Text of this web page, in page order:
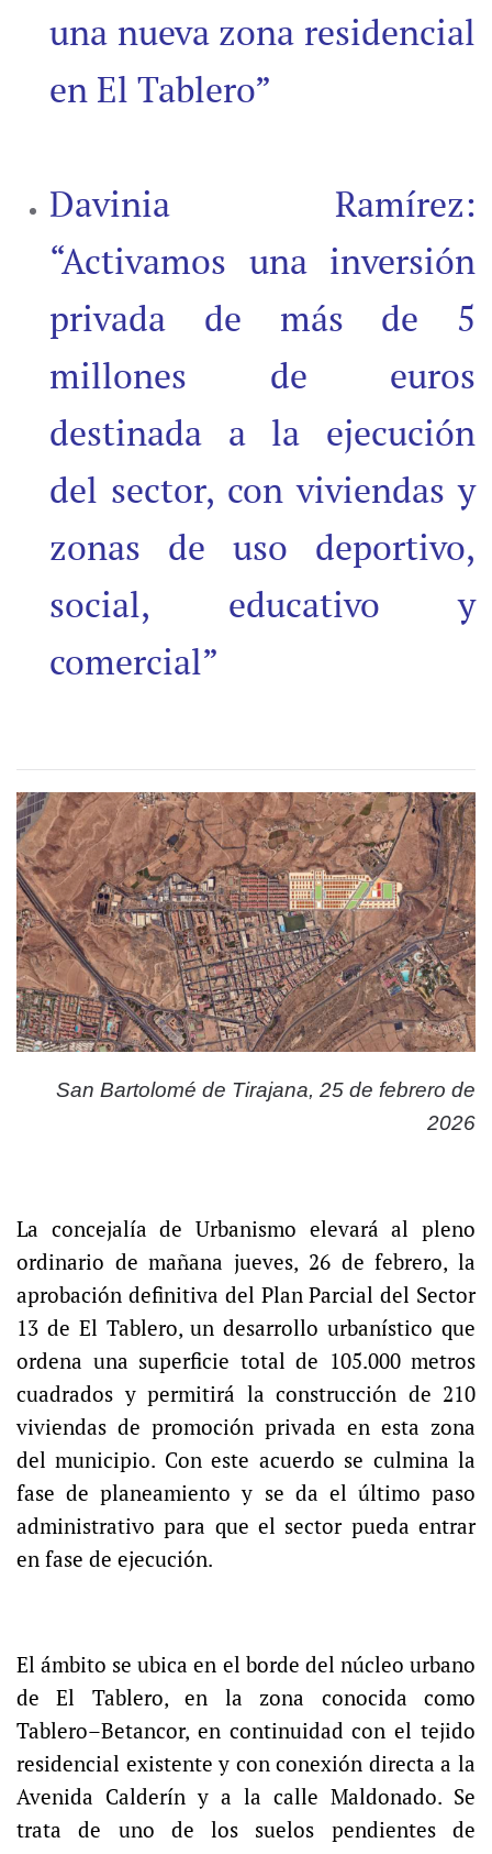
una nueva zona residencial
en El Tablero”
Davinia Ramírez:
“Activamos una inversión
privada de más de 5
millones de euros
destinada a la ejecución
del sector, con viviendas y
zonas de uso deportivo,
social, educativo y
comercial”
San Bartolomé de Tirajana, 25 de febrero de
2026
La concejalía de Urbanismo elevará al pleno
ordinario de mañana jueves, 26 de febrero, la
aprobación definitiva del Plan Parcial del Sector
13 de El Tablero, un desarrollo urbanístico que
ordena una superficie total de 105.000 metros
cuadrados y permitirá la construcción de 210
viviendas de promoción privada en esta zona
del municipio. Con este acuerdo se culmina la
fase de planeamiento y se da el último paso
administrativo para que el sector pueda entrar
en fase de ejecución.
El ámbito se ubica en el borde del núcleo urbano
de El Tablero, en la zona conocida como
Tablero–Betancor, en continuidad con el tejido
residencial existente y con conexión directa a la
Avenida Calderín y a la calle Maldonado. Se
trata de uno de los suelos pendientes de